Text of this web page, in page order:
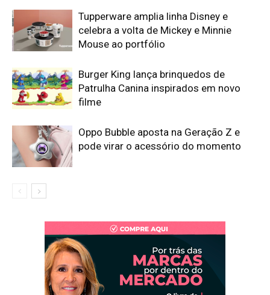
Tupperware amplia linha Disney e
celebra a volta de Mickey e Minnie
Mouse ao portfólio
Burger King lança brinquedos de
Patrulha Canina inspirados em novo
filme
Oppo Bubble aposta na Geração Z e
pode virar o acessório do momento